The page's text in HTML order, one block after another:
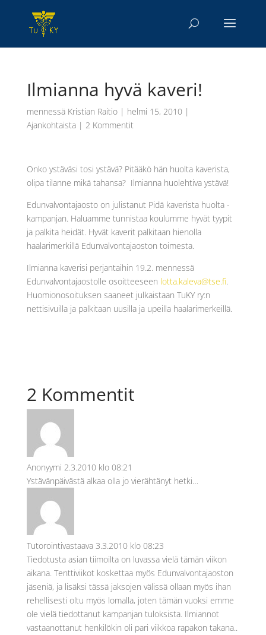
Ilmianna hyvä kaveri!
mennessä Kristian Raitio| helmi 15, 2010 |
Ajankohtaista| 2 Kommentit
Onko ystäväsi tosi ystävä? Pitääkö hän huolta kaverista,
olipa tilanne mikä tahansa? Ilmianna huolehtiva ystävä!
Edunvalvontajaosto on julistanut Pidä kaverista huolta -
kampanjan. Haluamme tunnistaa koulumme hyvät tyypit
ja palkita heidät. Hyvät kaverit palkitaan hienolla
haalarimerkillä Edunvalvontajaoston toimesta.
Ilmianna kaverisi perjantaihin 19.2. mennessä
Edunvalvontajaostolle osoitteeseen lotta.kaleva@tse.fi.
Huomionosoituksen saaneet julkaistaan TuKY ry:n
nettisivuilla ja palkitaan uusilla ja upeilla haalarimerkeillä.
2 Kommentit
Anonyymi 2.3.2010 klo 08:21
Ystävänpäivästä alkaa olla jo vierähtänyt hetki…
Tutorointivastaava 3.3.2010 klo 08:23
Tiedotusta asian tiimoilta on luvassa vielä tämän viikon
aikana. Tenttiviikot koskettaa myös Edunvalvontajaoston
jäseniä, ja lisäksi tässä jaksojen välissä ollaan myös ihan
rehellisesti oltu myös lomalla, joten tämän vuoksi emme
ole vielä tiedottanut kampanjan tuloksista. Ilmiannot
vastaanottanut henkilökin oli pari viikkoa rapakon takana..